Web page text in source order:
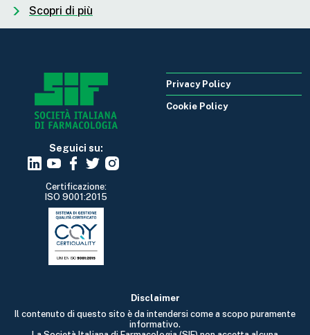
Scopri di più
Seguici su:
Certificazione:
ISO 9001:2015
Disclaimer
Il contenuto di questo sito è da intendersi come a scopo puramente
informativo.
Privacy Policy
Cookie Policy